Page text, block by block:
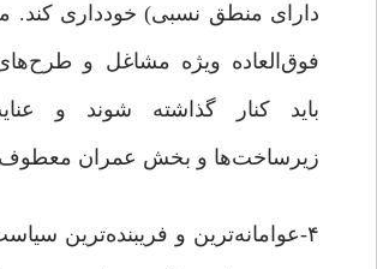
دارای منطق نسبی) خودداری کند.
فوق‌العاده ویژه مشاغل و
باید کنار گذاشته شوند و
زیرساخت‌ها و بخش عمران
۴-عوامانه‌ترین و فریبنده‌ترین